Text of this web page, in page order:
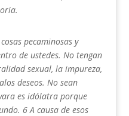
pecaminosas y
de ustedes. No tengan
sexual, la impureza,
deseos. No sean
es idólatra porque
6 A causa de esos